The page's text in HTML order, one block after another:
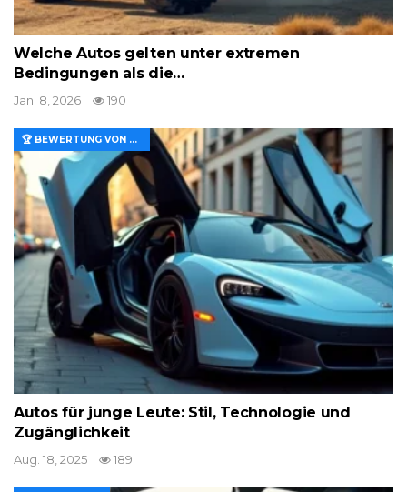
Welche Autos gelten unter extremen
Bedingungen als die…
Jan. 8, 2026 190
🏆 BEWERTUNG VON MERKMALEN UND WERT
Autos für junge Leute: Stil, Technologie und
Zugänglichkeit
Aug. 18, 2025 189